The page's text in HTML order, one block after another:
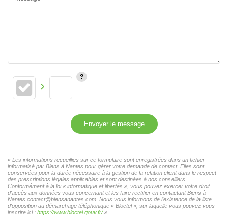
Envoyer le message
« Les informations recueillies sur ce formulaire sont enregistrées dans un fichier
informatisé par Biens à Nantes pour gérer votre demande de contact. Elles sont
conservées pour la durée nécessaire à la gestion de la relation client dans le respect
des prescriptions légales applicables et sont destinées à nos conseillers
Conformément à la loi « informatique et libertés », vous pouvez exercer votre droit
d'accès aux données vous concernant et les faire rectifier en contactant Biens à
Nantes contact@biensanantes.com. Nous vous informons de l'existence de la liste
d'opposition au démarchage téléphonique « Bloctel », sur laquelle vous pouvez vous
inscrire ici : https://www.bloctel.gouv.fr/»